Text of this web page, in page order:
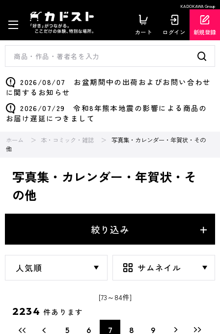
KADOKAWA Group
カート ログイン 新規登録
2026/08/07 お盆期間中の出荷およびお問い合わせ
に関するお知らせ
2026/07/29 令和8年熊本地震の影響による商品の
お届け遅延につきまして
ホーム 本・コミック・雑誌
写真集・カレンダー・年賀状・その
他
写真集・カレンダー・年賀状・そ
の他
絞り込み
[73～84件]
2234 件あります
5 6 7 8 9